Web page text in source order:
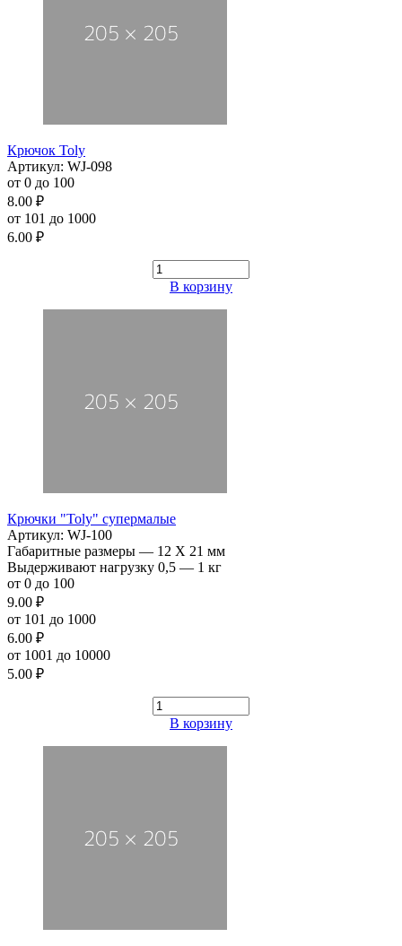
Крючок Toly
Артикул: WJ-098
от 0 до 100
8.00 ₽
от 101 до 1000
6.00 ₽
В корзину
Крючки "Toly" супермалые
Артикул: WJ-100
Габаритные размеры — 12 Х 21 мм
Выдерживают нагрузку 0,5 — 1 кг
от 0 до 100
9.00 ₽
от 101 до 1000
6.00 ₽
от 1001 до 10000
5.00 ₽
В корзину